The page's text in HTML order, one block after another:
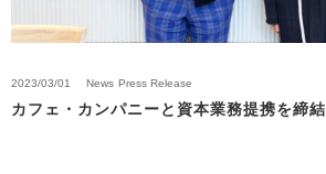
2023/03/01 News Press Release
カフェ・カンパニーと資本業務提携を締結